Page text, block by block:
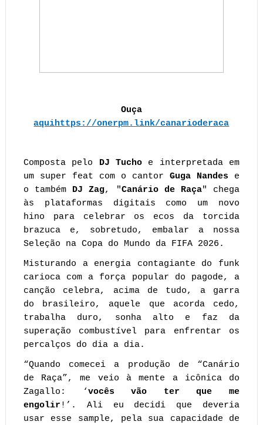
Ouça
aquihttps://onerpm.link/canarioderaca
Composta pelo DJ Tucho e interpretada em
um super feat com o cantorGuga Nandes e
o também DJ Zag, "Canário de Raça" chega
às plataformas digitais como um novo
hino para celebrar os ecos da torcida
brazuca e, sobretudo, embalar a nossa
Seleção na Copa do Mundo da FIFA 2026.
Misturando a energia contagiante do funk
carioca com a força popular do pagode, a
canção celebra, acima de tudo, a garra
do brasileiro, aquele que acorda cedo,
trabalha duro, sonha alto e faz da
superação combustível para enfrentar os
percalços do dia a dia.
“Quando comecei a produção de “Canário
de Raça”, me veio à mente a icônica do
Zagallo: ‘vocês vão ter que me
engolir !’. Ali eu decidi que deveria
usar esse sample, pela sua capacidade de